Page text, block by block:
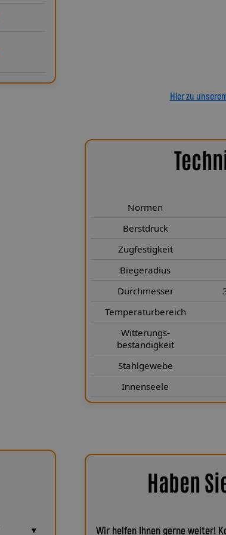
Hier zu
Normen
Berstdruck
Zugfestigkeit
Biegeradius
Durchmesser
Temperaturbereich
Witterungs-
beständigkeit
Stahlgewebe
Innenseele
Haben
Wir helfen Ihnen gerne weiter!